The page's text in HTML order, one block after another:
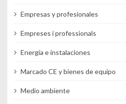
Empresas y profesionales
Empreses i professionals
Energía e instalaciones
Marcado CE y bienes de equipo
Medio ambiente